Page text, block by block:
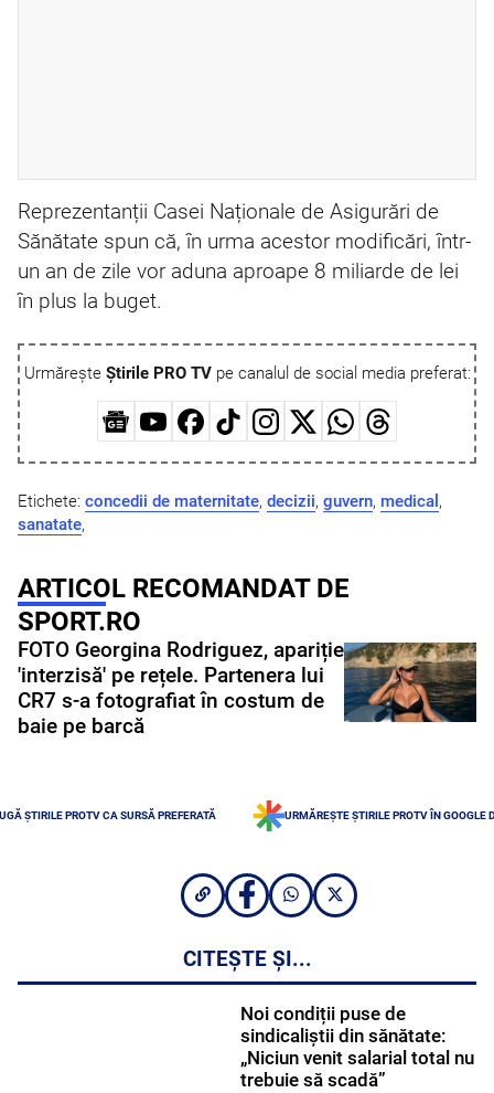
Reprezentanții Casei Naționale de Asigurări de
Sănătate spun că, în urma acestor modificări, într-
un an de zile vor aduna aproape 8 miliarde de lei
în plus la buget.
Urmărește Știrile PRO TVpe canalul de social media preferat:
Etichete: concedii de maternitate, decizii, guvern, medical ,
sanatate,
ARTICOL RECOMANDAT DE
SPORT.RO
FOTO Georgina Rodriguez, apariție
'interzisă' pe rețele. Partenera lui
CR7 s-a fotografiat în costum de
baie pe barcă
ȘTIRILE PROTV CA SURSĂ PREFERATĂ URMĂREȘTE ȘTIRILE PROTV ÎN GOOGLE
CITEȘTE ȘI...
Noi condiții puse de
sindicaliștii din sănătate:
„Niciun venit salarial total nu
trebuie să scadă”